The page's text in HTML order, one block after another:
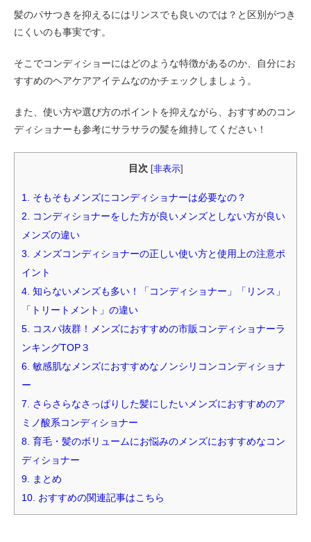
髪のパサつきを抑えるにはリンスでも良いのでは？と区別がつき
にくいのも事実です。
そこでコンディショーにはどのような特徴があるのか、自分にお
すすめのヘアケアアイテムなのかチェックしましょう。
また、 使い方や選び方のポイントを抑えながら、 おすすめのコン
ディショナーも参考にサラサラの髪を維持してください！
目次 非表示]
1. そもそもメンズにコンディショナーは必要なの？
2. コンディショナーをした方が良いメンズとしない方が良い
メンズの違い
3. メンズコンディショナーの正しい使い方と使用上の注意ポ
イント
4. 知らないメンズも多い！「コンディショナー」「リンス」
「トリートメント」の違い
5. コスパ抜群！メンズにおすすめの市販コンディショナーラ
ンキングTOP３
6. 敏感肌なメンズにおすすめなノンシリコンコンディショナ
ー
7. さらさらなさっぱりした髪にしたいメンズにおすすめのア
ミノ酸系コンディショナー
8. 育毛・髪のボリュームにお悩みのメンズにおすすめなコン
ディショナー
9. まとめ
10. おすすめの関連記事はこちら